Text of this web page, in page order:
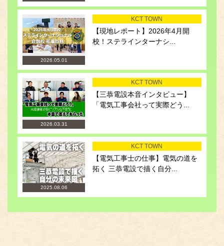
2026.05.01
KCT TOWN
【現地レポート】2026年4月開
校！ステラインターナシ...
2026.03.31
KCT TOWN
【三恭電設本音インタビュー】
「電気工事会社って実際どう...
2025.08.06
KCT TOWN
【電気工事士の仕事】電気の道を
拓く 三恭電設で描く自分...